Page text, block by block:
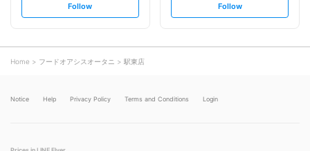
s
t
o
w
Follow
s
t
Follow
Home フードオアシスオータニ 駅東店
Notice Help Privacy Policy Terms and Conditions Login